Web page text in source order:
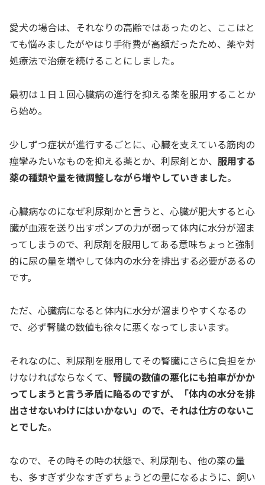
愛犬の場合は、それなりの高齢ではあったのと、ここはと
ても悩みましたがやはり手術費が高額だったため、薬や対
処療法で治療を続けることにしました。
最初は１日１回心臓病の進行を抑える薬を服用することか
ら始め。
少しずつ症状が進行するごとに、心臓を支えている筋肉の
痙攣みたいなものを抑える薬とか、利尿剤とか、 服用する
薬の種類や量を微調整しながら増やしていきました。
心臓病なのになぜ利尿剤かと言うと、心臓が肥大すると心
臓が血液を送り出すポンプの力が弱って体内に水分が溜ま
ってしまうので、利尿剤を服用してある意味ちょっと強制
的に尿の量を増やして体内の水分を排出する必要があるの
です。
ただ、心臓病になると体内に水分が溜まりやすくなるの
で、必ず腎臓の数値も徐々に悪くなってしまいます。
それなのに、利尿剤を服用してその腎臓にさらに負担をか
けなければならなくて、 腎臓の数値の悪化にも拍車がかか
ってしまうと言う矛盾に陥るのですが、「体内の水分を排
出させないわけにはいかない」ので、それは仕方のないこ
とでした。
なので、その時その時の状態で、利尿剤も、他の薬の量
も、多すぎず少なすぎずちょうどの量になるように、飼い